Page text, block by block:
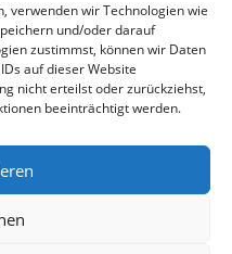
verwenden wir Technologien wie
und/oder darauf
zustimmst, können wir Daten
auf dieser Website
nicht erteilst oder zurückziehst,
beeinträchtigt werden.
im